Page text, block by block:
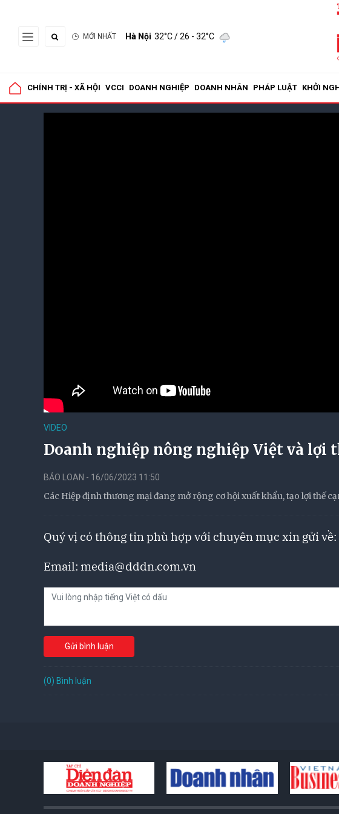
MỚI NHẤT Hà Nội 32°C/ 26 - 32°C
CHÍNH TRỊ - XÃ HỘI VCCI DOANH NGHIỆP DOANH NHÂN PHÁP LUẬT KHỞI
VIDEO
Doanh nghiệp nông nghiệp Việt và lợi
BẢO LOAN - 16/06/2023 11:50
Các Hiệp định thương mại đang mở rộng cơ hội xuất khẩu, tạo lợi thế
Quý vị có thông tin phù hợp với chuyên mục xin gửi về:
Email: media@dddn.com.vn
Gửi bình luận
(0) Bình luận